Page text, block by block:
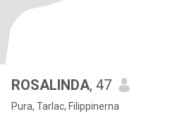
ROSALINDA, 47
Pura, Tarlac, Filippinerna